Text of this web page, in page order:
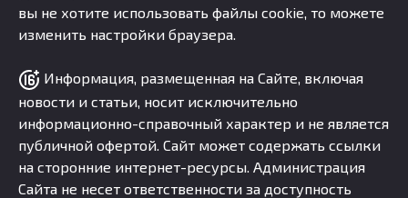
вы не хотите использовать файлы cookie, то можете
изменить настройки браузера.
Информация, размещенная на Сайте, включая
новости и статьи, носит исключительно
информационно-справочный характер и не является
публичной офертой. Сайт может содержать ссылки
на сторонние интернет-ресурсы. Администрация
Сайта не несет ответственности за доступность